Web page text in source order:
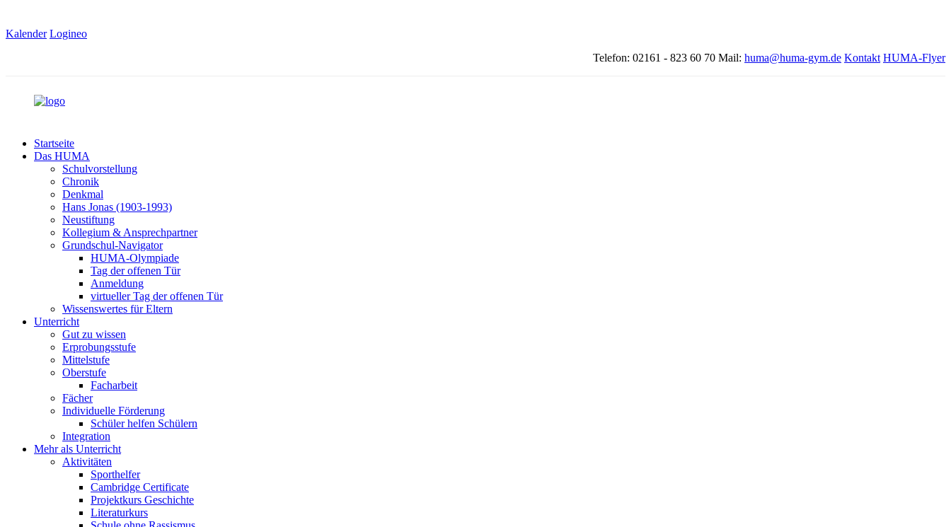
Kalender Logineo
Telefon: 02161 - 823 60 70 Mail: huma@huma-gym.de Kontakt HUMA-Flyer
Startseite
Das HUMA
Schulvorstellung
Chronik
Denkmal
Hans Jonas (1903-1993)
Neustiftung
Kollegium & Ansprechpartner
Grundschul-Navigator
HUMA-Olympiade
Tag der offenen Tür
Anmeldung
virtueller Tag der offenen Tür
Wissenswertes für Eltern
Unterricht
Gut zu wissen
Erprobungsstufe
Mittelstufe
Oberstufe
Facharbeit
Fächer
Individuelle Förderung
Schüler helfen Schülern
Integration
Mehr als Unterricht
Aktivitäten
Sporthelfer
Cambridge Certificate
Projektkurs Geschichte
Literaturkurs